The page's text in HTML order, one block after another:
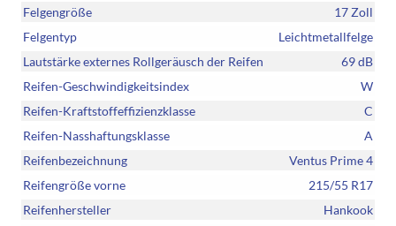
Felgengröße
17 Zoll
Felgentyp
Leichtmetallfelge
Lautstärke externes Rollgeräusch der Reifen
69 dB
Reifen-Geschwindigkeitsindex
W
Reifen-Kraftstoffeffizienzklasse
C
Reifen-Nasshaftungsklasse
A
Reifenbezeichnung
Ventus Prime 4
Reifengröße vorne
215/55 R17
Reifenhersteller
Hankook